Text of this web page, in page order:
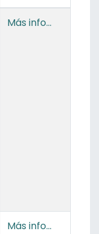
Más info...
Más info...